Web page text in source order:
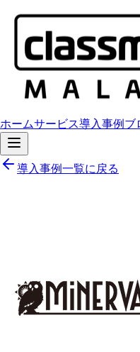
ホームサービス導入事例ブ
導入事例一覧に戻る